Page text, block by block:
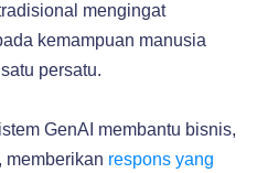
mengingat
kemampuan manusia
persatu.
GenAI membantu bisnis,
memberikan respons yang